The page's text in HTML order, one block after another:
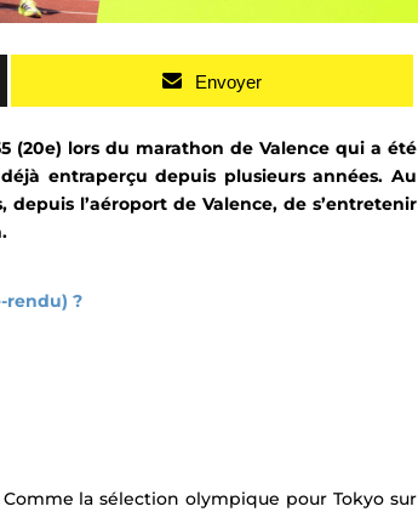
Envoyer
(20e) lors du marathon de Valence qui a été
entraperçu depuis plusieurs années.Au
l’aéroport de Valence, de s’entretenir
rendu) ?
la sélection olympique pour Tokyo sur